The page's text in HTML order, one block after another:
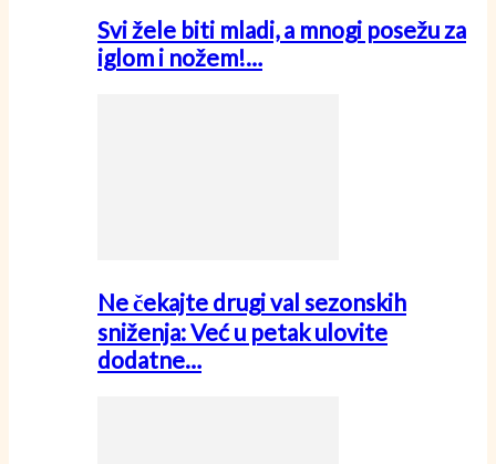
Svi žele biti mladi, a mnogi posežu za
iglom i nožem!…
Ne čekajte drugi val sezonskih
sniženja: Već u petak ulovite
dodatne…